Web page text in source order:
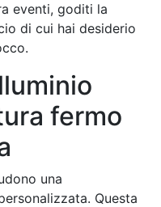
eventi, goditi la
di cui hai desiderio
fermo
una
Questa